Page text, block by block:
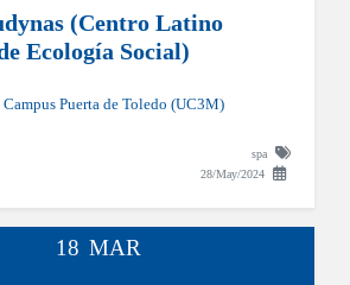
(Centro Latino
Ecología Social)
Puerta de Toledo (UC3M)
spa
28/May/2024
18 MAR